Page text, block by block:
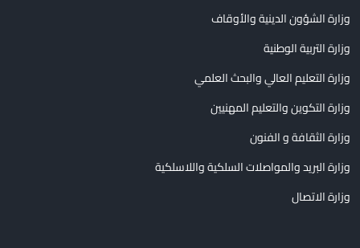
وزارة الشؤون الدينية والأوقاف
وزارة التربية الوطنية
وزارة التعليم العالي والبحث العلمي
وزارة التكوين والتعليم المهنيين
وزارة الثقافة و الفنون
وزارة البريد والمواصلات السلكية واللاسلكية
وزارة الاتصال